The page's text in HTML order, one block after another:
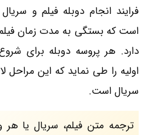
فرایند انجام دوبله فیلم و
است که بستگی به مدت زمان
دارد. هر پروسه دوبله برای
اولیه را طی نماید که این مراحل
سریال است.
ترجمه متن فیلم، سریال یا هر